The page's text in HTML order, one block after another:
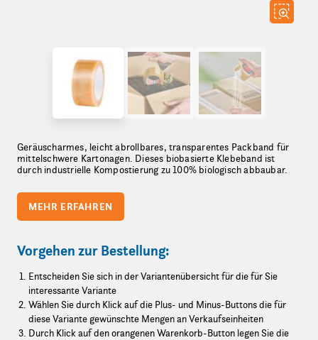
Geräuscharmes, leicht abrollbares, transparentes Packband für
mittelschwere Kartonagen. Dieses biobasierte Klebeband ist
durch industrielle Kompostierung zu 100% biologisch abbaubar.
MEHR ERFAHREN
Vorgehen zur Bestellung:
Entscheiden Sie sich in der Variantenübersicht für die für Sie
interessante Variante
Wählen Sie durch Klick auf die Plus- und Minus-Buttons die für
diese Variante gewünschte Mengen an Verkaufseinheiten
Durch Klick auf den orangenen Warenkorb-Button legen Sie die